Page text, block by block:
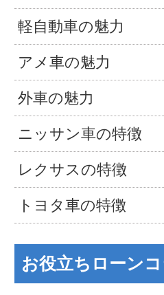
軽自動車の魅力
アメ車の魅力
外車の魅力
ニッサン車の特徴
レクサスの特徴
トヨタ車の特徴
お役立ちローン